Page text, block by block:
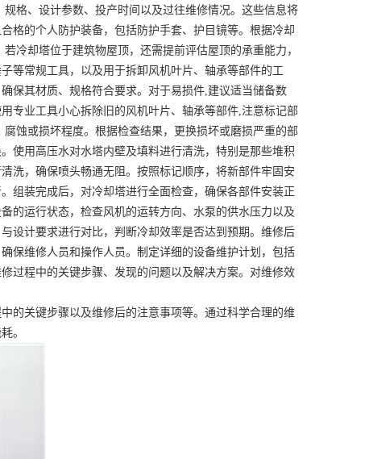
格、设计参数、投产时间以及过往维修情况。这些信息将
格的个人防护装备，包括防护手套、护目镜等。根据冷却
冷却塔位于建筑物屋顶，还需提前评估屋顶的承重能力，
等常规工具，以及用于拆卸风机叶片、轴承等部件的工
保其材质、规格符合要求。对于易损件,建议适当储备数
专业工具小心拆除旧的风机叶片、轴承等部件,注意标记部
蚀或损坏程度。根据检查结果，更换损坏或磨损严重的部
使用高压水对水塔内壁及填料进行清洗，特别是那些堆积
洗，确保喷头畅通无阻。按照标记顺序，将新部件牢固安
组装完成后，对冷却塔进行全面检查，确保各部件安装正
的运行状态，检查风机的运转方向、水泵的供水压力以及
设计要求进行对比，判断冷却效率是否达到预期。维修后
保维修人员和操作人员。制定详细的设备维护计划，包括
过程中的关键步骤、发现的问题以及解决方案。对维修效
的关键步骤以及维修后的注意事项等。通过科学合理的维
。